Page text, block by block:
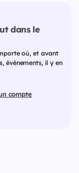
dans le
où, et avant
événements, il y en
compte